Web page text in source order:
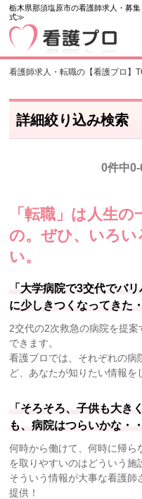
栃木県那須塩原市の看護師求人・募
式≫
看護師求人・転職の【看護プロ】
詳細絞り込み検索
0件中
「転職」は人生
の。ぜひ、いろい
い。
「大学病院で3交代でバ
に少しきつくなってきた
2交代の2次救急の病院を提
できます。
看護プロでは、それぞれの病
ど、あなたが知りたい情報を
「そろそろ、子供も大き
も、病院はつらいかな・
何時から働けて、何時に帰ら
を取りやすいのはどういう施
そういう情報が大事な看護
提供！